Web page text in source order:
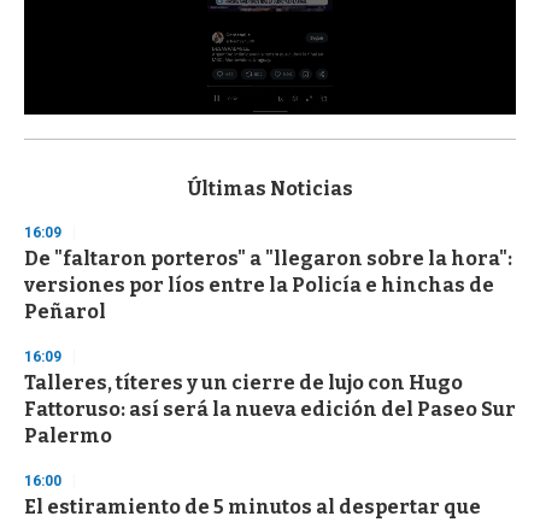
s
d
s
o
f
3
s
e
c
o
n
Últimas Noticias
16:09
De "faltaron porteros" a "llegaron sobre la hora":
versiones por líos entre la Policía e hinchas de
Peñarol
16:09
Talleres, títeres y un cierre de lujo con Hugo
Fattoruso: así será la nueva edición del Paseo Sur
Palermo
16:00
El estiramiento de 5 minutos al despertar que